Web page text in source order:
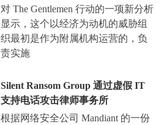
对 The Gentlemen 行动的一项新分析
显示，这个以经济为动机的威胁组
织最初是作为附属机构运营的，负
责实施
Silent Ransom Group 通过虚假 IT
支持电话攻击律师事务所
根据网络安全公司 Mandiant 的一份